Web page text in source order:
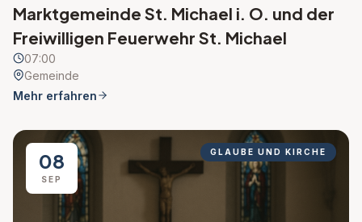
Marktgemeinde St. Michael i. O. und der
Freiwilligen Feuerwehr St. Michael
07:00
Gemeinde
Mehr erfahren
08
SEP
GLAUBE UND KIRCHE